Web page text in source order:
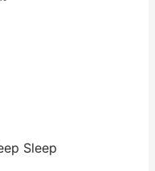
Sleep